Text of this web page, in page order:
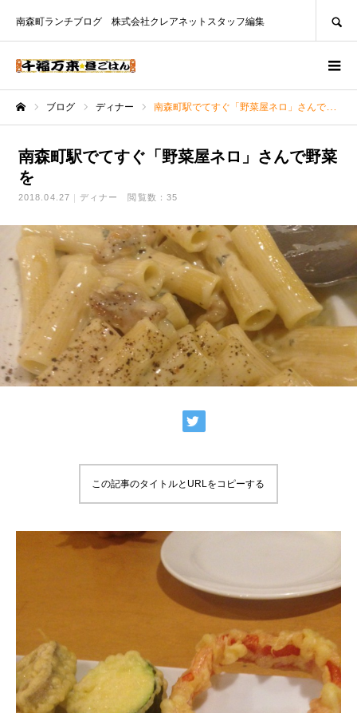
南森町ランチブログ 株式会社クレアネットスタッフ編集
ブログ ディナー 南森町駅でてすぐ「野菜屋ネロ」さんで野菜を
南森町駅でてすぐ「野菜屋ネロ」さんで野菜
を
2018.04.27 ディナー 閲覧数：35
この記事のタイトルとURLをコピーする